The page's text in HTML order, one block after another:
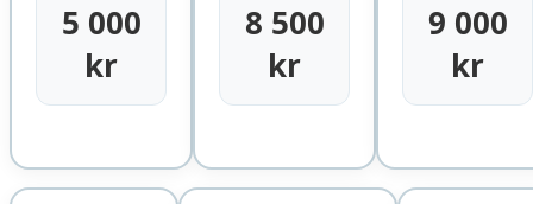
5 000
kr
8 500
kr
9 000
kr